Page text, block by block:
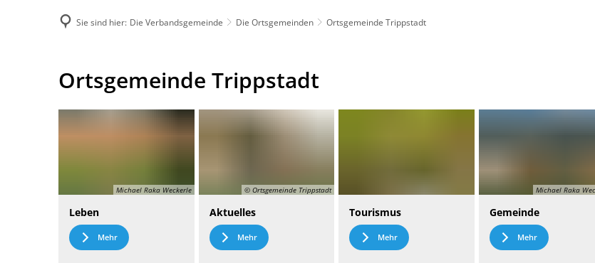
Sie sind hier: Die Verbandsgemeinde Die Ortsgemeinden Ortsgemeinde Trippstadt
Ortsgemeinde
Trippstadt
Ortsgemeinde Trippstadt
Michael Raka Weckerle
Leben
Mehr
© Ortsgemeinde Trippstadt
Aktuelles
Mehr
Tourismus
Mehr
Michael Raka
Gemeinde
Mehr